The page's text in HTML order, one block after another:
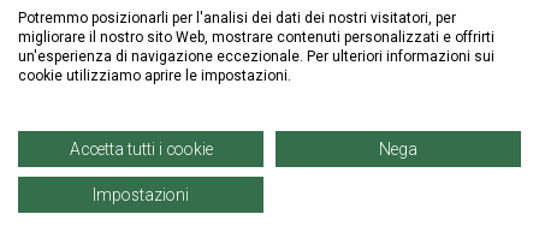
ISCRIVITI ALLA NEWSLETTER
Potremmo posizionarli per l'analisi dei dati dei nostri visitatori, per
migliorare il nostro sito Web, mostrare contenuti personalizzati e offrirti
un'esperienza di navigazione eccezionale. Per ulteriori informazioni sui
cookie utilizziamo aprire le impostazioni.
Accetta tutti i cookie Nega
Impostazioni